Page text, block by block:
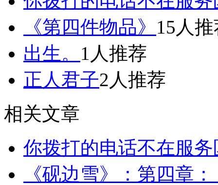
《第四件物品》 15人
出生。 1人推荐
正人君子2人推荐
相关文章
你拨打的电话不在服务
《砚边雪》：第四章